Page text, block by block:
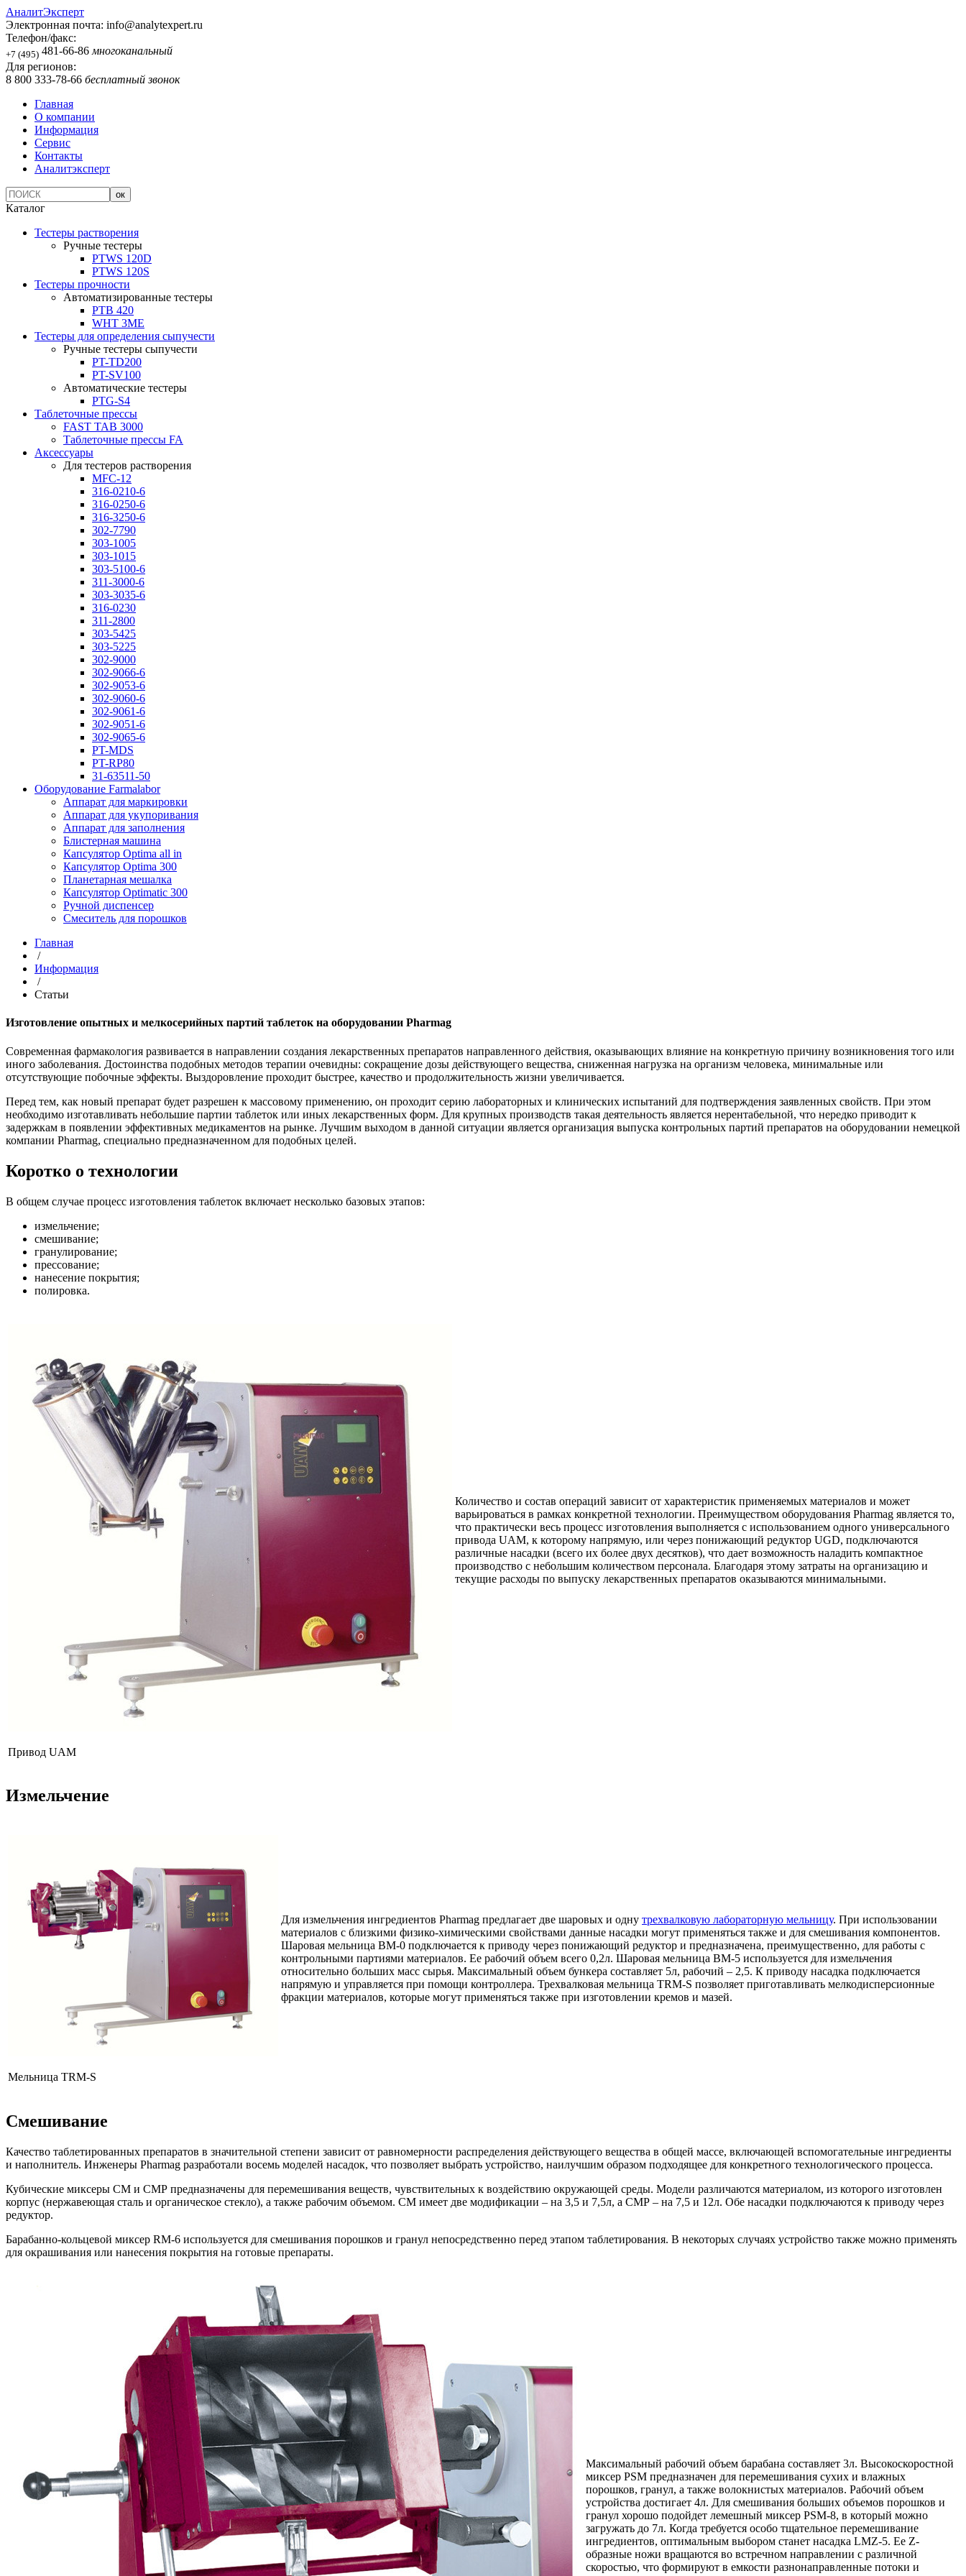
АналитЭксперт
Электронная почта: info@analytexpert.ru
Телефон/факс:
+7 (495) 481-66-86 многоканальный
Для регионов:
8 800 333-78-66 бесплатный звонок
Главная
О компании
Информация
Сервис
Контакты
Аналитэксперт
Каталог
Тестеры растворения
Ручные тестеры
PTWS 120D
PTWS 120S
Тестеры прочности
Автоматизированные тестеры
PTB 420
WHT 3ME
Тестеры для определения сыпучести
Ручные тестеры сыпучести
PT-TD200
PT-SV100
Автоматические тестеры
PTG-S4
Таблеточные прессы
FAST TAB 3000
Таблеточные прессы FA
Аксессуары
Для тестеров растворения
MFC-12
316-0210-6
316-0250-6
316-3250-6
302-7790
303-1005
303-1015
303-5100-6
311-3000-6
303-3035-6
316-0230
311-2800
303-5425
303-5225
302-9000
302-9066-6
302-9053-6
302-9060-6
302-9061-6
302-9051-6
302-9065-6
PT-MDS
PT-RP80
31-63511-50
Оборудование Farmalabor
Аппарат для маркировки
Аппарат для укупоривания
Аппарат для заполнения
Блистерная машина
Капсулятор Optima all in
Капсулятор Optima 300
Планетарная мешалка
Капсулятор Optimatic 300
Ручной диспенсер
Смеситель для порошков
Главная
/
Информация
/
Статьи
Изготовление опытных и мелкосерийных партий таблеток на оборудовании Pharmag
Современная фармакология развивается в направлении создания лекарственных препаратов направленного действия, оказывающих влияние на конкретную причину возникновения того или
иного заболевания. Достоинства подобных методов терапии очевидны: сокращение дозы действующего вещества, сниженная нагрузка на организм человека, минимальные или
отсутствующие побочные эффекты. Выздоровление проходит быстрее, качество и продолжительность жизни увеличивается.
Перед тем, как новый препарат будет разрешен к массовому применению, он проходит серию лабораторных и клинических испытаний для подтверждения заявленных свойств. При этом
необходимо изготавливать небольшие партии таблеток или иных лекарственных форм. Для крупных производств такая деятельность является нерентабельной, что нередко приводит к
задержкам в появлении эффективных медикаментов на рынке. Лучшим выходом в данной ситуации является организация выпуска контрольных партий препаратов на оборудовании немецкой
компании Pharmag, специально предназначенном для подобных целей.
Коротко о технологии
В общем случае процесс изготовления таблеток включает несколько базовых этапов:
измельчение;
смешивание;
гранулирование;
прессование;
нанесение покрытия;
полировка.
Привод UAM
Количество и состав операций зависит от характеристик применяемых материалов и может
варьироваться в рамках конкретной технологии. Преимуществом оборудования Pharmag является то,
что практически весь процесс изготовления выполняется с использованием одного универсального
привода UAM, к которому напрямую, или через понижающий редуктор UGD, подключаются
различные насадки (всего их более двух десятков), что дает возможность наладить компактное
производство с небольшим количеством персонала. Благодаря этому затраты на организацию и
текущие расходы по выпуску лекарственных препаратов оказываются минимальными.
Измельчение
Мельница TRM-S
Для измельчения ингредиентов Pharmag предлагает две шаровых и одну трехвалковую лабораторную мельницу. При использовании
материалов с близкими физико-химическими свойствами данные насадки могут применяться также и для смешивания компонентов.
Шаровая мельница ВМ-0 подключается к приводу через понижающий редуктор и предназначена, преимущественно, для работы с
контрольными партиями материалов. Ее рабочий объем всего 0,2л. Шаровая мельница ВМ-5 используется для измельчения
относительно больших масс сырья. Максимальный объем бункера составляет 5л, рабочий – 2,5. К приводу насадка подключается
напрямую и управляется при помощи контроллера. Трехвалковая мельница TRM-S позволяет приготавливать мелкодисперсионные
фракции материалов, которые могут применяться также при изготовлении кремов и мазей.
Смешивание
Качество таблетированных препаратов в значительной степени зависит от равномерности распределения действующего вещества в общей массе, включающей вспомогательные ингредиенты
и наполнитель. Инженеры Pharmag разработали восемь моделей насадок, что позволяет выбрать устройство, наилучшим образом подходящее для конкретного технологического процесса.
Кубические миксеры СМ и СМР предназначены для перемешивания веществ, чувствительных к воздействию окружающей среды. Модели различаются материалом, из которого изготовлен
корпус (нержавеющая сталь и органическое стекло), а также рабочим объемом. СМ имеет две модификации – на 3,5 и 7,5л, а СМР – на 7,5 и 12л. Обе насадки подключаются к приводу через
редуктор.
Барабанно-кольцевой миксер RM-6 используется для смешивания порошков и гранул непосредственно перед этапом таблетирования. В некоторых случаях устройство также можно применять
для окрашивания или нанесения покрытия на готовые препараты.
Максимальный рабочий объем барабана составляет 3л. Высокоскоростной
миксер PSM предназначен для перемешивания сухих и влажных
порошков, гранул, а также волокнистых материалов. Рабочий объем
устройства достигает 4л. Для смешивания больших объемов порошков и
гранул хорошо подойдет лемешный миксер PSM-8, в который можно
загружать до 7л. Когда требуется особо тщательное перемешивание
ингредиентов, оптимальным выбором станет насадка LMZ-5. Ее Z-
образные ножи вращаются во встречном направлении с различной
скоростью, что формируют в емкости разнонаправленные потоки и